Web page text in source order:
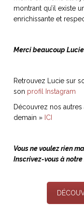
montrant qu’il existe
enrichissante et
Merci beaucoup
Retrouvez Lucie sur
son profil Instagram
Découvrez nos
demain » ICI
Vous ne voulez rien
Inscrivez-vous à notre